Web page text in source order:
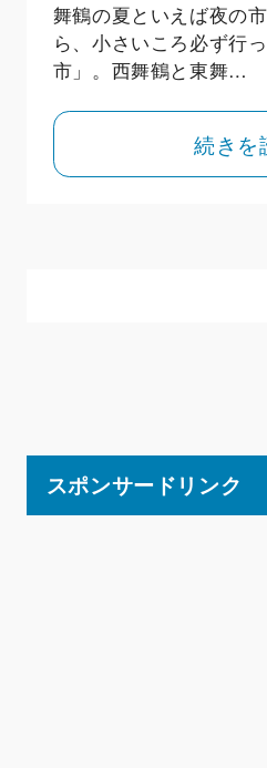
舞鶴の夏といえば夜の
ら、小さいころ必ず行
市」。西舞鶴と東舞…
続きを
スポンサードリンク